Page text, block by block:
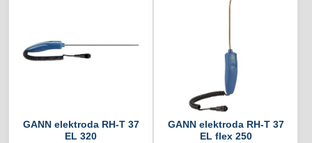
GANN elektroda RH-T 37
EL 320
GANN elektroda RH-T 37
EL flex 250